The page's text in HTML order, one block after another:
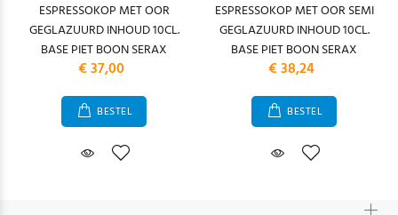
ESPRESSOKOP MET OOR
GEGLAZUURD INHOUD 10CL.
BASE PIET BOON SERAX
€ 37,00
BESTEL
ESPRESSOKOP MET OOR SEMI
GEGLAZUURD INHOUD 10CL.
BASE PIET BOON SERAX
€ 38,24
BESTEL